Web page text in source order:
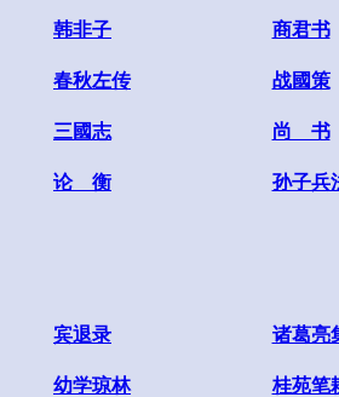
韩非子 商君书
春秋左传 战國策
三國志 尚 书
论 衡 孙子兵
宾退录 诸葛亮
幼学琼林 桂苑笔